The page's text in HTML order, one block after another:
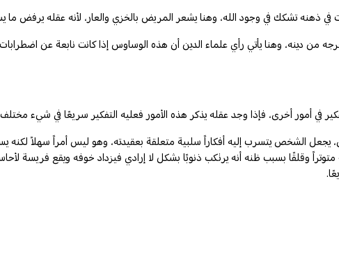
ذهنه تشكك في وجود الله، وهنا يشعر المريض بالخزي والعار، لأنه عقله يرفض
دينه، وهنا يأتي رأي علماء الدين أن هذه الوساوس إذا كانت نابعة عن اضطرابات
في أمور أخرى، فإذا وجد عقله يذكر هذه الأمور فعليه التفكير سريعًا في شيء
الشخص يتسرب إليه أفكاراً سلبية متعلقة بعقيدته، وهو ليس أمراً سهلاً لكنه
متوتراً وقلقًا بسبب ظنه أنه يرتكب ذنوبًا بشكل لا إرادي فيزداد خوفه ويقع فريسة